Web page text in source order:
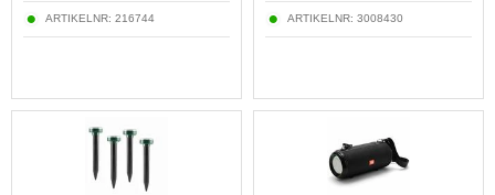
ARTIKELNR: 216744 ARTIKELNR: 3008430